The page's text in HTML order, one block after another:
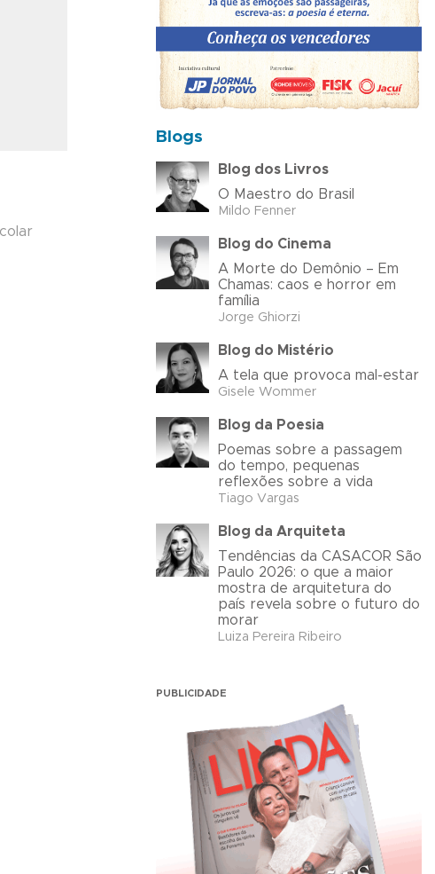
Blogs
Blog dos Livros
O Maestro do Brasil
Mildo Fenner
Blog do Cinema
A Morte do Demônio – Em
Chamas: caos e horror em
família
Jorge Ghiorzi
Blog do Mistério
A tela que provoca mal-estar
Gisele Wommer
Blog da Poesia
Poemas sobre a passagem
do tempo, pequenas
reflexões sobre a vida
Tiago Vargas
Blog da Arquiteta
Tendências da CASACOR São
Paulo 2026: o que a maior
mostra de arquitetura do
país revela sobre o futuro do
morar
Luiza Pereira Ribeiro
PUBLICIDADE